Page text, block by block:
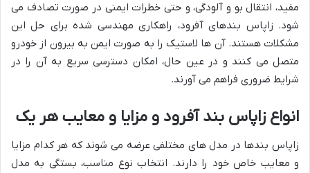
مفید، انتقال بو و آلودگی، و حتی خطرات ایمنی در صورت تصادف می
شود. زاپاس بندهای آفرود، راهکاری مهندسی شده برای حل این
مشکلات هستند. آن ها لاستیک را به صورت ایمن به بیرون از خودرو
متصل می کنند و در عین حال، امکان دسترسی سریع به آن را در
شرایط ضروری فراهم می آورند.
انواع زاپاس بند آفرود و مزایا و معایب هر یک
زاپاس بندها در مدل های مختلفی عرضه می شوند که هر کدام مزایا
و معایب خاص خود را دارند. انتخاب نوع مناسب، بستگی به مدل